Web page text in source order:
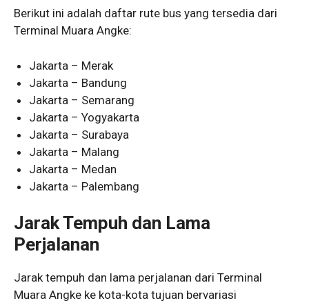
Berikut ini adalah daftar rute bus yang tersedia dari
Terminal Muara Angke:
Jakarta – Merak
Jakarta – Bandung
Jakarta – Semarang
Jakarta – Yogyakarta
Jakarta – Surabaya
Jakarta – Malang
Jakarta – Medan
Jakarta – Palembang
Jarak Tempuh dan Lama
Perjalanan
Jarak tempuh dan lama perjalanan dari Terminal
Muara Angke ke kota-kota tujuan bervariasi